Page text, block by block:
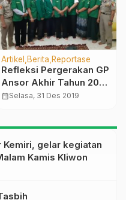
Artikel Berita Reportase
Refleksi Pergerakan GP
Ansor Akhir Tahun 2019
(Bagian 2)
calendar_monthSelasa, 31 Des 2019
Kemiri, gelar kegiatan
Kamis Kliwon